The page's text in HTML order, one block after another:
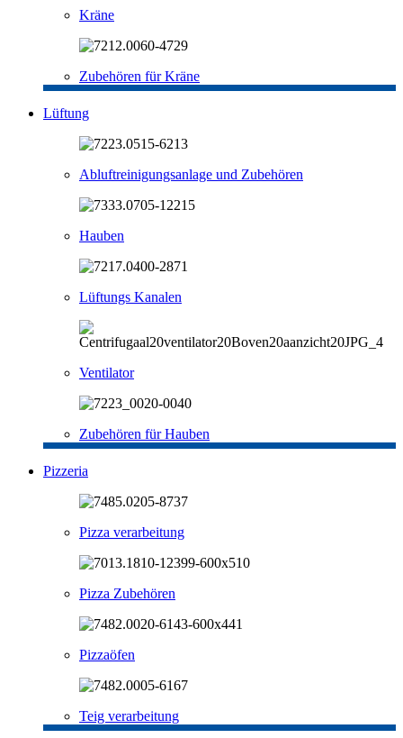
Kräne
Zubehören für Kräne
Lüftung
Abluftreinigungsanlage und Zubehören
Hauben
Lüftungs Kanalen
Ventilator
Zubehören für Hauben
Pizzeria
Pizza verarbeitung
Pizza Zubehören
Pizzaöfen
Teig verarbeitung